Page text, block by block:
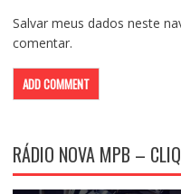
Salvar meus dados neste
comentar.
RÁDIO NOVA MPB –